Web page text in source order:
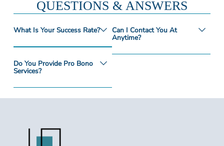
QUESTIONS & ANSWERS
What Is Your Success Rate?
Do You Provide Pro Bono
Services?
Can I Contact You At
Anytime?